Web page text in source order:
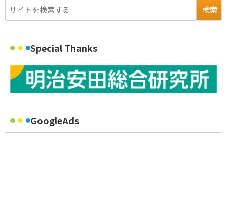
Special Thanks
GoogleAds